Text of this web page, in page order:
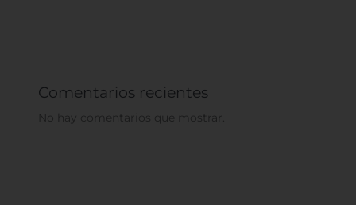
Comentarios recientes
No hay comentarios que mostrar.